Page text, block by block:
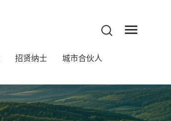
招贤纳士 城市合伙人